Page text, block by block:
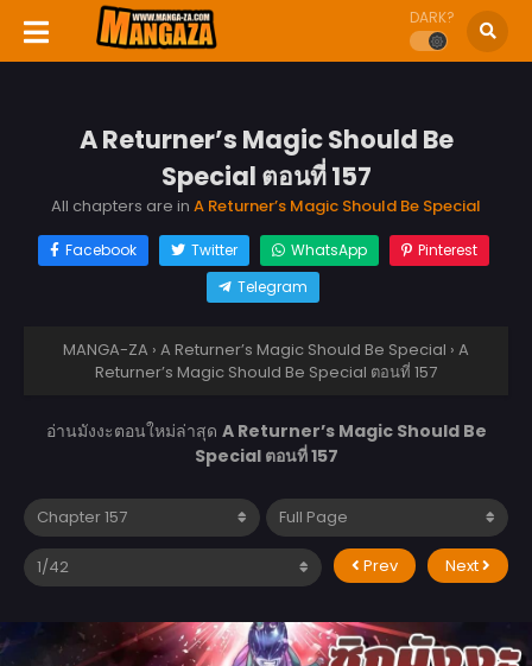
DARK?
A Returner’s Magic Should Be
Special ตอนที่ 157
All chapters are in A Returner’s Magic Should Be Special
Facebook Twitter WhatsApp
Pinterest
Telegram
MANGA-ZA › A Returner’s Magic Should Be Special › A
Returner’s Magic Should Be Special ตอนที่ 157
อ่านมังงะตอนใหม่ล่าสุด A Returner’s Magic Should Be
Special ตอนที่ 157
Prev Next